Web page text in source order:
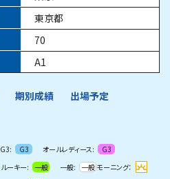
東京都
70
A1
期別成績 出場予定
G3: G3 オールレディース:
G3
ルーキー: 一般 一般: 一般 モーニング：